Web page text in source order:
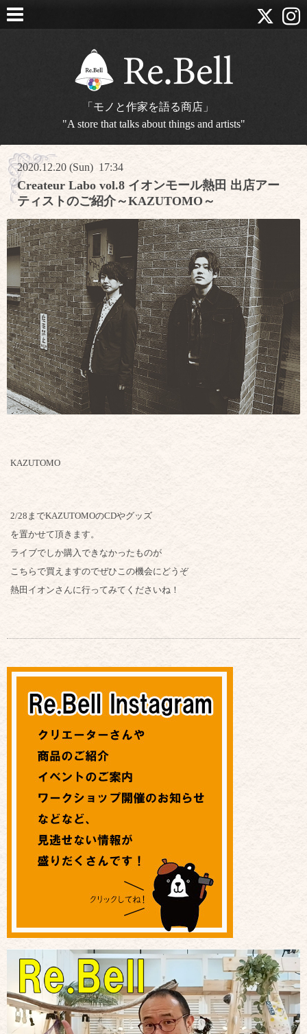
「モノと作家を語る商店」
"A store that talks about things and artists"
2020.12.20 (Sun) 17:34
Createur Labo vol.8 イオンモール熱田 出店アー
ティストのご紹介～KAZUTOMO～
KAZUTOMO
2/28までKAZUTOMOのCDやグッズ
を置かせて頂きます。
ライブでしか購入できなかったものが
こちらで買えますのでぜひこの機会にどうぞ
熱田イオンさんに行ってみてくださいね！